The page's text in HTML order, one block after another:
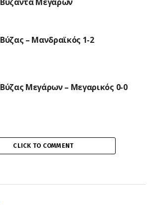
Βύζας – Μανδραϊκός 1-2
Βύζας Μεγάρων – Μεγαρικός 0-0
CLICK TO COMMENT